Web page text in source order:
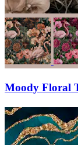
Moody Floral